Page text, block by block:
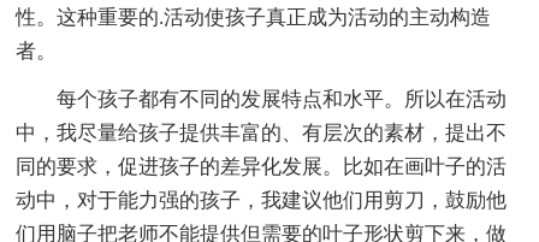
性。这种重要的.活动使孩子真正成为活动的主动构造
者。
每个孩子都有不同的发展特点和水平。所以在活动
中，我尽量给孩子提供丰富的、有层次的素材，提出不
同的要求，促进孩子的差异化发展。比如在画叶子的活
动中，对于能力强的孩子，我建议他们用剪刀，鼓励他
们用脑子把老师不能提供但需要的叶子形状剪下来，做